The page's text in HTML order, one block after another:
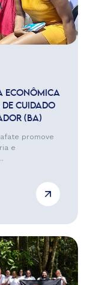
ECONÔMICA
DE CUIDADO
(BA)
promove
e